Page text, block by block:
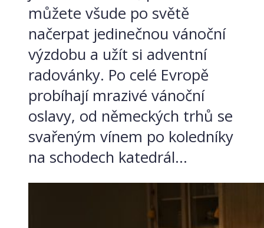
můžete všude po světě
načerpat jedinečnou vánoční
výzdobu a užít si adventní
radovánky. Po celé Evropě
probíhají mrazivé vánoční
oslavy, od německých trhů se
svařeným vínem po koledníky
na schodech katedrál...